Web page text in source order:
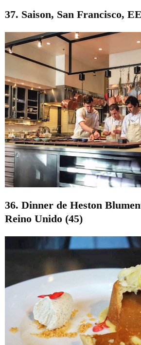
37. Saison, San Francisco,
36. Dinner de Heston
Reino Unido (45)